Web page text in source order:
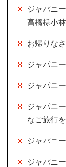
ジャパニ
高橋様小
お帰りな
ジャパニ
ジャパニ
ジャパニ
なご旅行を
ジャパニ
ジャパニ